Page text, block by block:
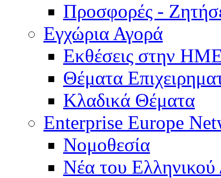
Προσφορές -
Εγχώρια Αγορά
Εκθέσεις στην
Θέματα
Κλαδικά Θέματα
Enterprise Europe
Νομοθεσία
Νέα του Ελληνικού